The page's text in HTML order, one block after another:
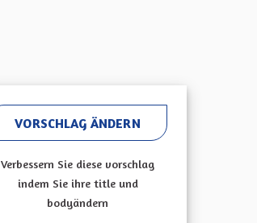
VORSCHLAG ÄNDERN
Verbessern Sie diese vorschlag
indem Sie ihre title und
bodyändern